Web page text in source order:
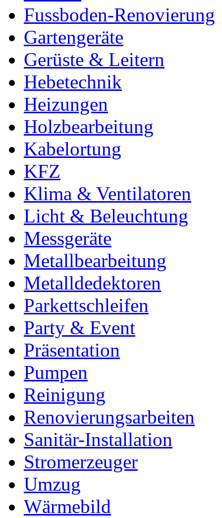
Fussboden-Renovierung
Gartengeräte
Gerüste & Leitern
Hebetechnik
Heizungen
Holzbearbeitung
Kabelortung
KFZ
Klima & Ventilatoren
Licht & Beleuchtung
Messgeräte
Metallbearbeitung
Metalldedektoren
Parkettschleifen
Party & Event
Präsentation
Pumpen
Reinigung
Renovierungsarbeiten
Sanitär-Installation
Stromerzeuger
Umzug
Wärmebild